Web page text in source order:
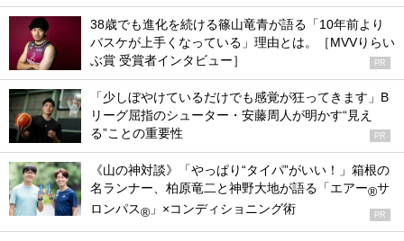
38歳でも進化を続ける篠山竜青が語る「10年前より
バスケが上手くなっている」理由とは。［MVVりらい
ぶ賞 受賞者インタビュー］
PR
「少しぼやけているだけでも感覚が狂ってきます」B
リーグ屈指のシューター・安藤周人が明かす“見え
る”ことの重要性
PR
《山の神対談》「やっぱり“タイパ”がいい！」箱根の
名ランナー、柏原竜二と神野大地が語る「エアー®サ
ロンパス® 」×コンディショニング術 PR